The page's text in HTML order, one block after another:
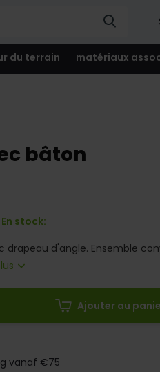
du terrain matériaux
bâton
En stock:
drapeau d'angle. Ensemble
Ajouter au
vanaf €75